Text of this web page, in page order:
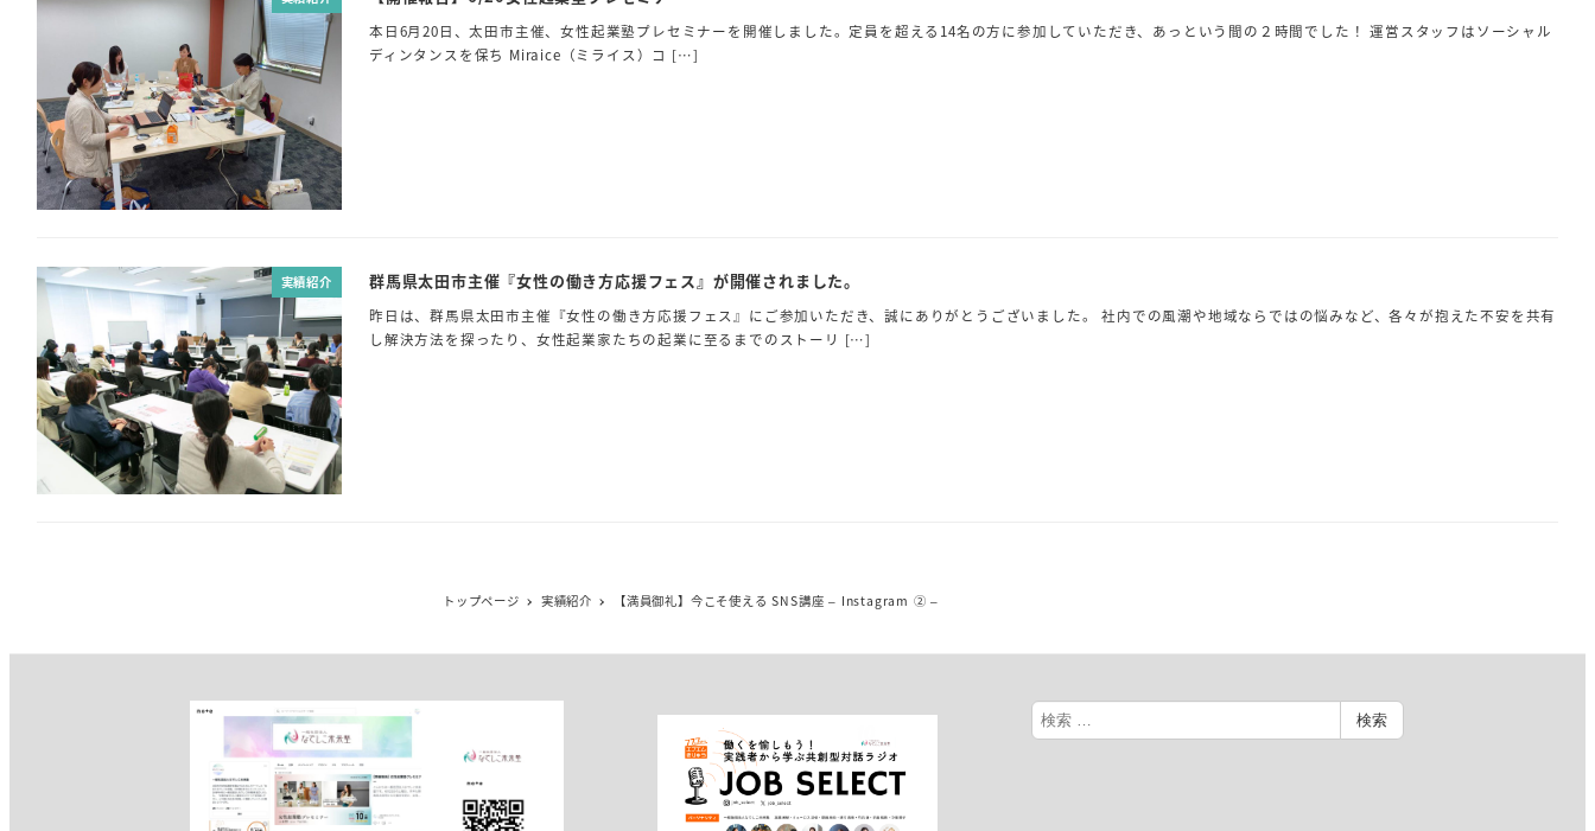
本日6月20日、太田市主催、女性起業塾プレセミナーを開催しました。定員を超える14名の方に参加していただき、あっという間の２時間でした！ 運営スタッフはソーシャル
ディンタンスを保ち Miraice（ミライス）コ […]
実績紹介 群馬県太田市主催『女性の働き方応援フェス』が開催されました。
昨日は、群馬県太田市主催『女性の働き方応援フェス』にご参加いただき、誠にありがとうございました。 社内での風潮や地域ならではの悩みなど、各々が抱えた不安を共有
し解決方法を探ったり、女性起業家たちの起業に至るまでのストーリ […]
トップページ 実績紹介 【満員御礼】今こそ使える SNS講座 – Instagram ② –
検
索
検索